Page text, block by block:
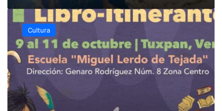
SECVER
la
Feria
Regional
del
Libro
Cultura